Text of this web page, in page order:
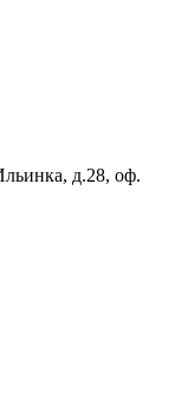
д.28, оф.